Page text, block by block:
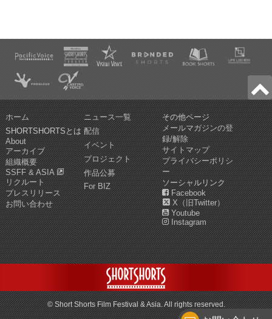
ホーム
SHORTSHORTSとは
About
アーカイブ
組織概要
SSFF & ASIA
リクルート
プレスリリース
お問い合わせ
ニュース一覧
配信
イベント
プロジェクト
作品公募
For BIZ
その他ページ
メールマガジンの登
録/解除
サイトマップ
プライバシーポリシ
ー
ソーシャルリンク
Facebook
X（旧Twitter）
Youtube
Instagram
© Short Shorts Film Festival & Asia. All rights reserved.